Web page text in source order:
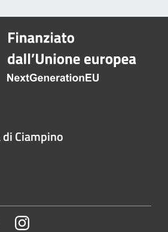
Ciampino
YoutubeInstagram